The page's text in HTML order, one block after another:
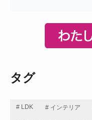
タグ
# LDK # インテリア